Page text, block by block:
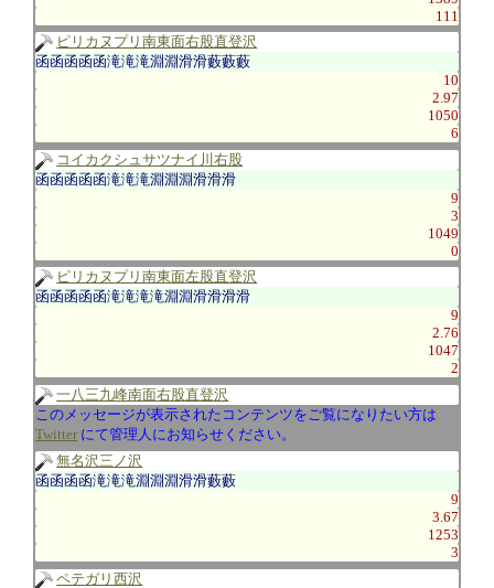
111
ピリカヌプリ南東面右股直登沢
函函函函函滝滝滝淵淵滑滑藪藪藪
10
2.97
1050
6
コイカクシュサツナイ川右股
函函函函函滝滝滝淵淵淵滑滑滑
9
3
1049
0
ピリカヌプリ南東面左股直登沢
函函函函函滝滝滝滝淵淵滑滑滑滑
9
2.76
1047
2
一八三九峰南面右股直登沢
このメッセージが表示されたコンテンツをご覧になりたい方は
Twitter にて管理人にお知らせください。
無名沢三ノ沢
函函函函滝滝滝淵淵淵滑滑藪藪
9
3.67
1253
3
ペテガリ西沢